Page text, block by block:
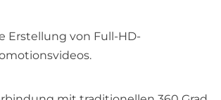
Erstellung von Full-HD-